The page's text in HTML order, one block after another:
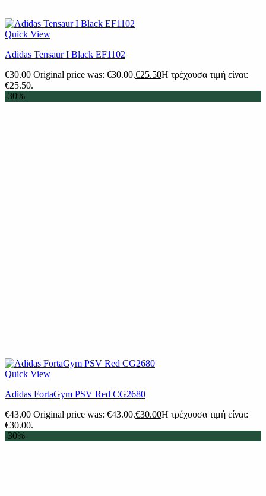
Quick View
Adidas Tensaur I Black EF1102
€30.00 Original price was: €30.00.€25.50Η τρέχουσα τιμή είναι:
€25.50.
-30%
Quick View
Adidas FortaGym PSV Red CG2680
€43.00 Original price was: €43.00.€30.00Η τρέχουσα τιμή είναι:
€30.00.
-30%